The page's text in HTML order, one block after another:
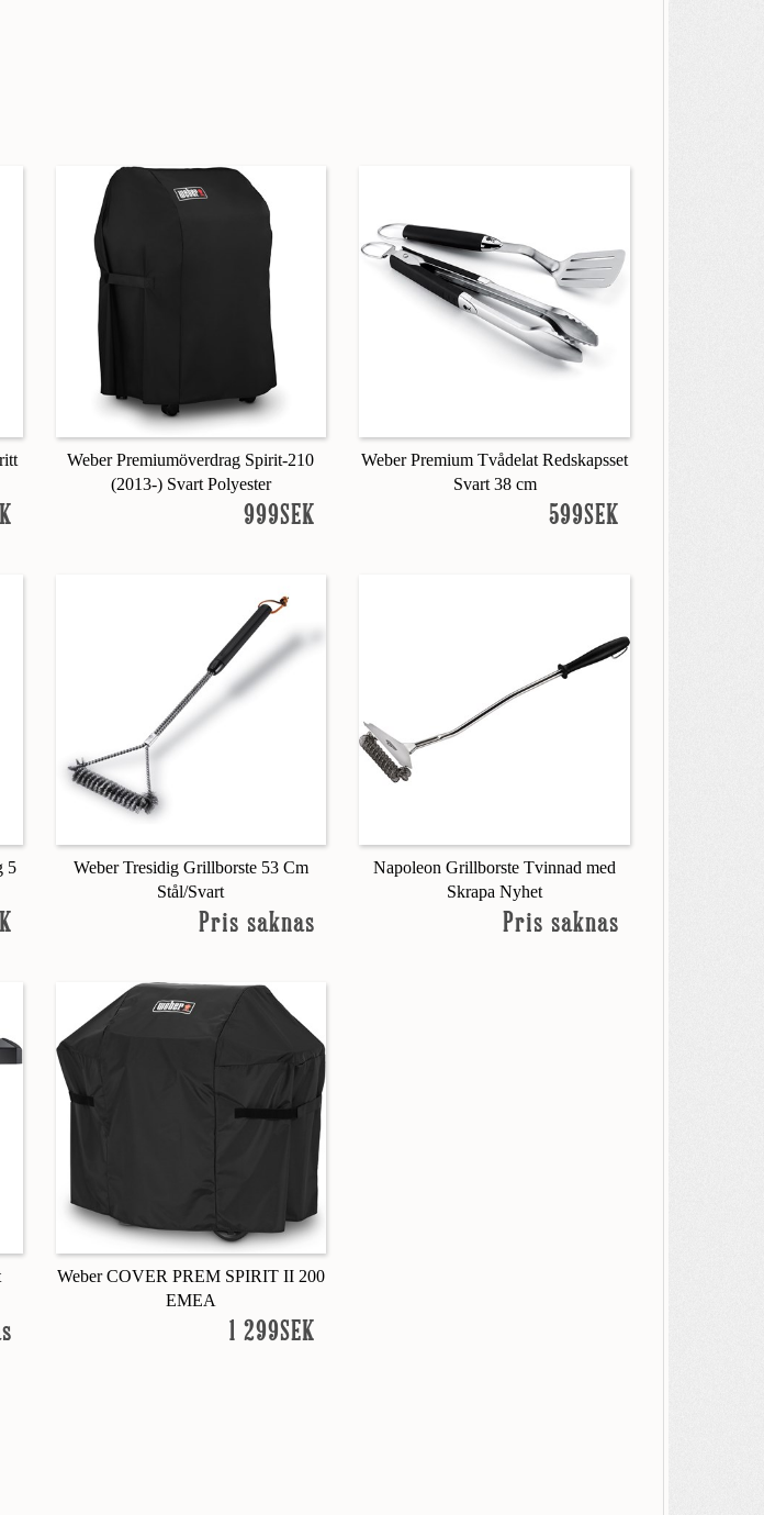
Weber Premiumöverdrag Spirit-210
(2013-) Svart Polyester
999SEK
Weber Premium Tvådelat Redskapsset
Svart 38 cm
599SEK
5
Weber Tresidig Grillborste 53 Cm
Stål/Svart
Pris saknas
Napoleon Grillborste Tvinnad med
Skrapa Nyhet
Pris saknas
Weber COVER PREM SPIRIT II 200
EMEA
1 299SEK